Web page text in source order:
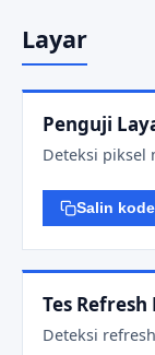
Layar
Penguji
Deteksi piksel
Salin kode
Tes
Deteksi